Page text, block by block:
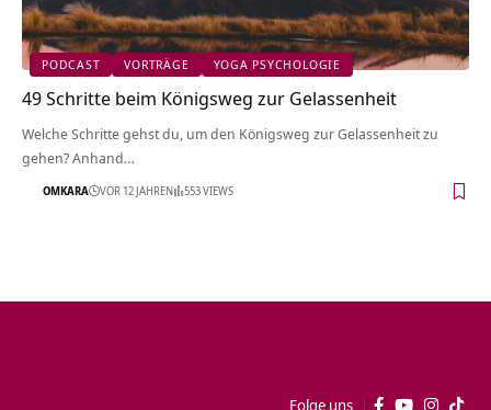
PODCAST VORTRÄGE YOGA PSYCHOLOGIE
49 Schritte beim Königsweg zur Gelassenheit
Welche Schritte gehst du, um den Königsweg zur Gelassenheit zu
gehen? Anhand…
OMKARA VOR 12 JAHREN 553 VIEWS
Folge uns